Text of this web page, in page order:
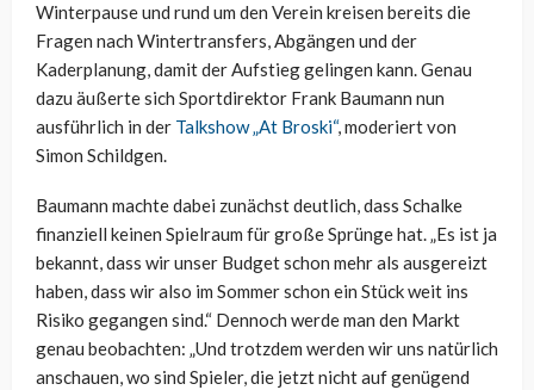
Winterpause und rund um den Verein kreisen bereits die
Fragen nach Wintertransfers, Abgängen und der
Kaderplanung, damit der Aufstieg gelingen kann. Genau
dazu äußerte sich Sportdirektor Frank Baumann nun
ausführlich in der Talkshow „At Broski“, moderiert von
Simon Schildgen.
Baumann machte dabei zunächst deutlich, dass Schalke
finanziell keinen Spielraum für große Sprünge hat. „Es ist ja
bekannt, dass wir unser Budget schon mehr als ausgereizt
haben, dass wir also im Sommer schon ein Stück weit ins
Risiko gegangen sind.“ Dennoch werde man den Markt
genau beobachten: „Und trotzdem werden wir uns natürlich
anschauen, wo sind Spieler, die jetzt nicht auf genügend